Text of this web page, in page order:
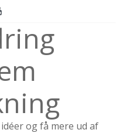
og få mere ud af